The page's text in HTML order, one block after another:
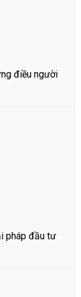
điều người
pháp đầu tư